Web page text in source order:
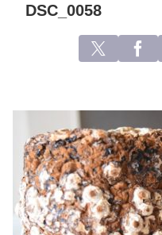
DSC_0058